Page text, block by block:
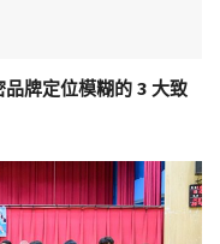
牌定位模糊的 3 大致